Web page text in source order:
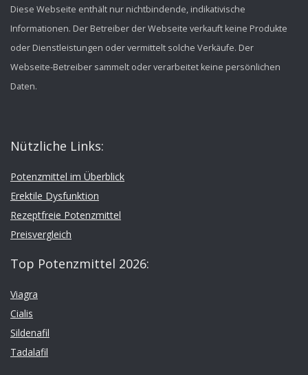
Diese Webseite enthält nur nichtbindende, indikativische
Informationen. Der Betreiber der Webseite verkauft keine Produkte
oder Dienstleistungen oder vermittelt solche Verkäufe. Der
Webseite-Betreiber sammelt oder verarbeitet keine persönlichen
Daten.
Nützliche Links:
Potenzmittel im Überblick
Erektile Dysfunktion
Rezeptfreie Potenzmittel
Preisvergleich
Top Potenzmittel 2026:
Viagra
Cialis
Sildenafil
Tadalafil